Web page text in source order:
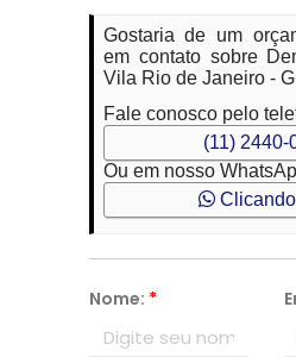
Gostaria de um
em contato sobre
Vila Rio de Janeiro -
Fale conosco pelo
(11) 2440-
Ou em nosso
Nome: *